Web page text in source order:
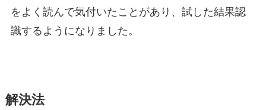
をよく読んで気付いたことがあり、試した結果認
識するようになりました。
解決法